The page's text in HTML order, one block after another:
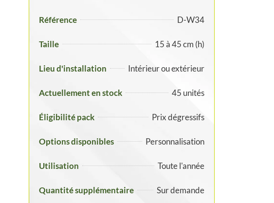
Référence D-W34
Taille 15 à 45 cm (h)
Lieu d'installation Intérieur ou extérieur
Actuellement en stock 45 unités
Éligibilité pack Prix dégressifs
Options disponibles Personnalisation
Utilisation Toute l'année
Quantité supplémentaire Sur demande